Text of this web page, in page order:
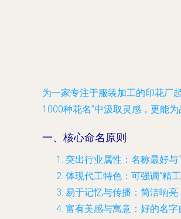
为一家专注于服装加工的印花厂
1000种花名”中汲取灵感，更能
一、核心命名原则
突出行业属性 ：名称最好与
体现代工特色 ：可强调“精
易于记忆与传播 ：简洁响
富有美感与寓意 ：好的名